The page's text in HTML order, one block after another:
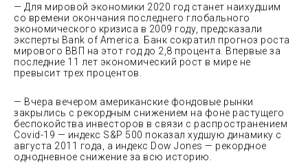
— Для мировой экономики 2020 год станет наихудшим
со времени окончания последнего глобального
экономического кризиса в 2009 году, предсказали
эксперты Bank of America. Банк сократил прогноз роста
мирового ВВП на этот год до 2,8 процента. Впервые за
последние 11 лет экономический рост в мире не
превысит трех процентов.
— Вчера вечером американские фондовые рынки
закрылись с рекордным снижением на фоне растущего
беспокойства инвесторов в связи с распространением
Covid-19 — индекс S&P 500 показал худшую динамику с
августа 2011 года, а индекс Dow Jones — рекордное
однодневное снижение за всю историю.